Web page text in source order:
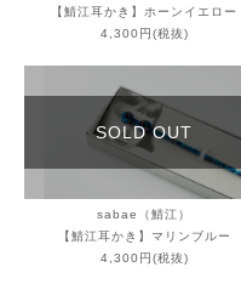
【鯖江耳かき】ホーンイエロー
4,300円(税抜)
SOLD OUT
sabae（鯖江）
【鯖江耳かき】マリンブルー
4,300円(税抜)